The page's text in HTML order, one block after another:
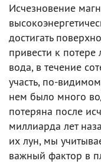
Исчезновение
достигать
привести к потере
вода, в течение
участь, по-
нем было много
потеряна после
миллиарда лет
их лун, мы
важный фактор в